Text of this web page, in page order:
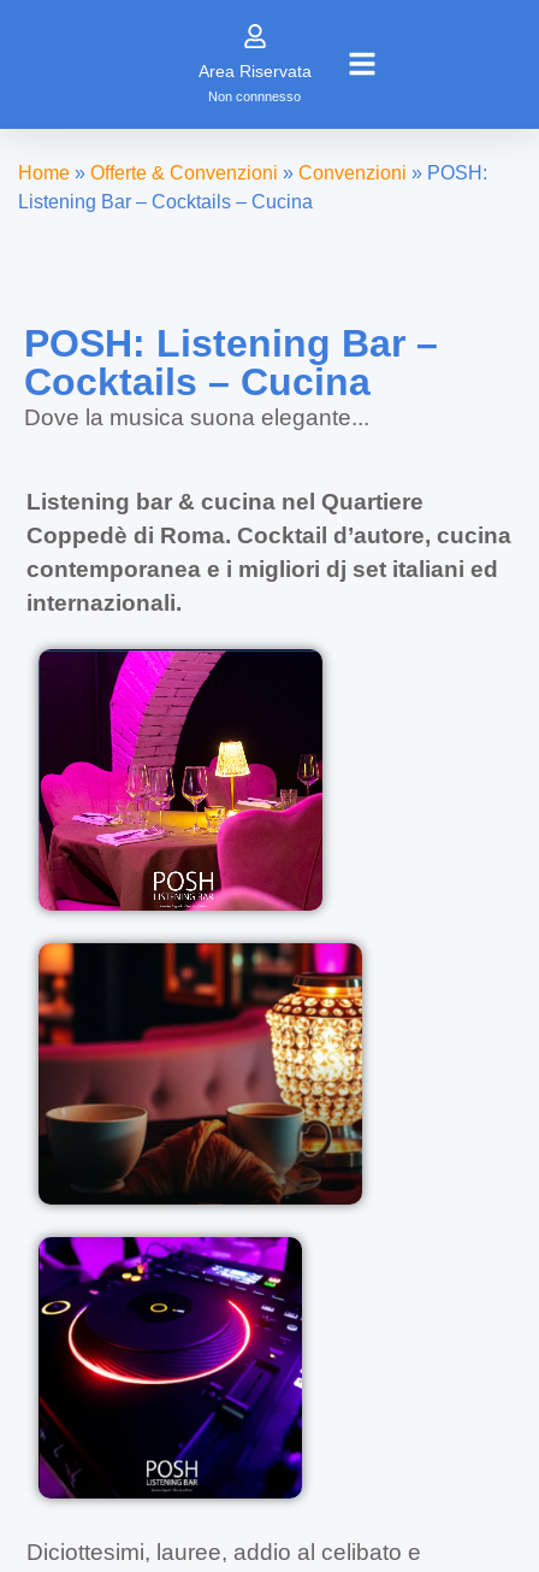
Area Riservata
Non connnesso
Home » Offerte & Convenzioni » Convenzioni » POSH:
Listening Bar – Cocktails – Cucina
POSH: Listening Bar –
Cocktails – Cucina
Dove la musica suona elegante...
Listening bar & cucina nel Quartiere
Coppedè di Roma. Cocktail d’autore, cucina
contemporanea e i migliori dj set italiani ed
internazionali.
Diciottesimi, lauree, addio al celibato e